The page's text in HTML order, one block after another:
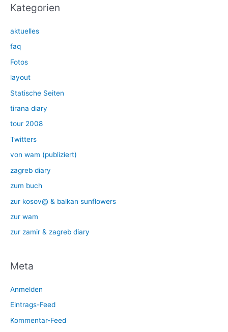
Kategorien
aktuelles
faq
Fotos
layout
Statische Seiten
tirana diary
tour 2008
Twitters
von wam (publiziert)
zagreb diary
zum buch
zur kosov@ & balkan sunflowers
zur wam
zur zamir & zagreb diary
Meta
Anmelden
Eintrags-Feed
Kommentar-Feed